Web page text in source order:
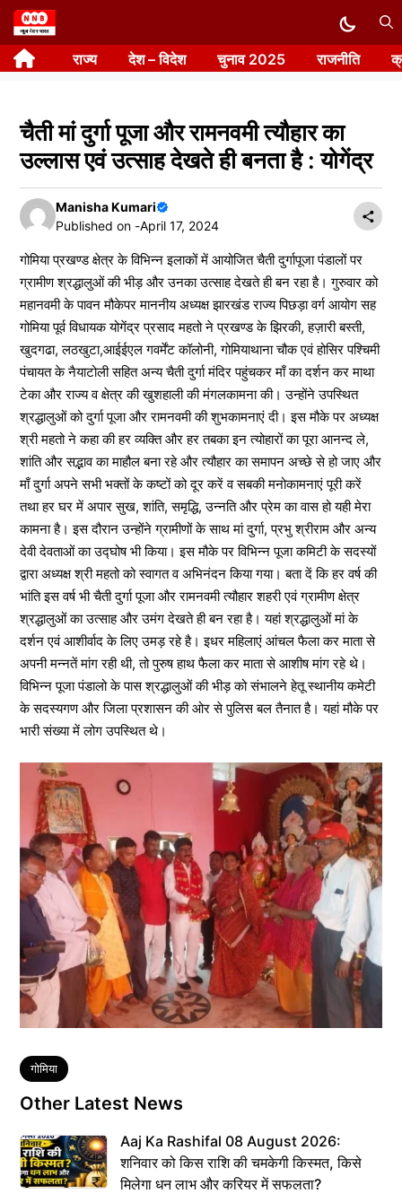
Skip
to
content राज्य देश – विदेश चुनाव 2025 राजनीति
चैती मां दुर्गा पूजा और रामनवमी त्यौहार का
उल्लास एवं उत्साह देखते ही बनता है : योगेंद्र
Manisha Kumari
Published on -April 17, 2024
गोमिया प्रखण्ड क्षेत्र के विभिन्न इलाकों में आयोजित चैती दुर्गापूजा पंडालों पर
ग्रामीण श्रद्धालुओं की भीड़ और उनका उत्साह देखते ही बन रहा है। गुरुवार को
महानवमी के पावन मौकेपर माननीय अध्यक्ष झारखंड राज्य पिछड़ा वर्ग आयोग सह
गोमिया पूर्व विधायक योगेंद्र प्रसाद महतो ने प्रखण्ड के झिरकी, हज़ारी बस्ती,
खुदगढा, लठखुटा,आईईएल गवर्मेंट कॉलोनी, गोमियाथाना चौक एवं होसिर पश्चिमी
पंचायत के नैयाटोली सहित अन्य चैती दुर्गा मंदिर पहुंचकर माँ का दर्शन कर माथा
टेका और राज्य व क्षेत्र की खुशहाली की मंगलकामना की। उन्होंने उपस्थित
श्रद्धालुओं को दुर्गा पूजा और रामनवमी की शुभकामनाएं दी। इस मौके पर अध्यक्ष
श्री महतो ने कहा की हर व्यक्ति और हर तबका इन त्योहारों का पूरा आनन्द ले,
शांति और सद्भाव का माहौल बना रहे और त्यौहार का समापन अच्छे से हो जाए और
माँ दुर्गा अपने सभी भक्तों के कष्टों को दूर करें व सबकी मनोकामनाएं पूरी करें
तथा हर घर में अपार सुख, शांति, समृद्धि, उन्नति और प्रेम का वास हो यही मेरा
कामना है। इस दौरान उन्होंने ग्रामीणों के साथ मां दुर्गा, प्रभु श्रीराम और अन्य
देवी देवताओं का उद्घोष भी किया। इस मौके पर विभिन्न पूजा कमिटी के सदस्यों
द्वारा अध्यक्ष श्री महतो को स्वागत व अभिनंदन किया गया। बता दें कि हर वर्ष की
भांति इस वर्ष भी चैती दुर्गा पूजा और रामनवमी त्यौहार शहरी एवं ग्रामीण क्षेत्र
श्रद्धालुओं का उत्साह और उमंग देखते ही बन रहा है। यहां श्रद्धालुओं मां के
दर्शन एवं आशीर्वाद के लिए उमड़ रहे है। इधर महिलाएं आंचल फैला कर माता से
अपनी मन्नतें मांग रही थी, तो पुरुष हाथ फैला कर माता से आशीष मांग रहे थे।
विभिन्न पूजा पंडालो के पास श्रद्धालुओं की भीड़ को संभालने हेतू स्थानीय कमेटी
के सदस्यगण और जिला प्रशासन की ओर से पुलिस बल तैनात है। यहां मौके पर
भारी संख्या में लोग उपस्थित थे।
Tags
गोमिया
Other Latest News
Aaj Ka Rashifal 08 August 2026:
शनिवार को किस राशि की चमकेगी किस्मत, किसे
मिलेगा धन लाभ और करियर में सफलता?